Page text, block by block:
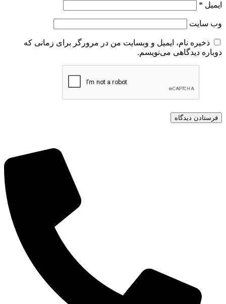
ایمیل *
وب‌ سایت
ذخیره نام، ایمیل و وبسایت من در مرورگر برای زمانی که
دوباره دیدگاهی می‌نویسم.